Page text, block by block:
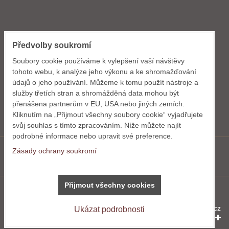
Dlouhomostecká 1288
463 11 Liberec
+420 724 035 165
info@gwdesign.cz
Předvolby soukromí Zásady ochrany soukromí
Vytvořeno systémem: ByznysWeb.cz
Předvolby soukromí
Soubory cookie používáme k vylepšení vaší návštěvy
tohoto webu, k analýze jeho výkonu a ke shromažďování
údajů o jeho používání. Můžeme k tomu použít nástroje a
služby třetích stran a shromážděná data mohou být
přenášena partnerům v EU, USA nebo jiných zemích.
Kliknutím na „Přijmout všechny soubory cookie“ vyjadřujete
svůj souhlas s tímto zpracováním. Níže můžete najít
podrobné informace nebo upravit své preference.
Zásady ochrany soukromí
Ukázat podrobnosti
Přijmout všechny cookies